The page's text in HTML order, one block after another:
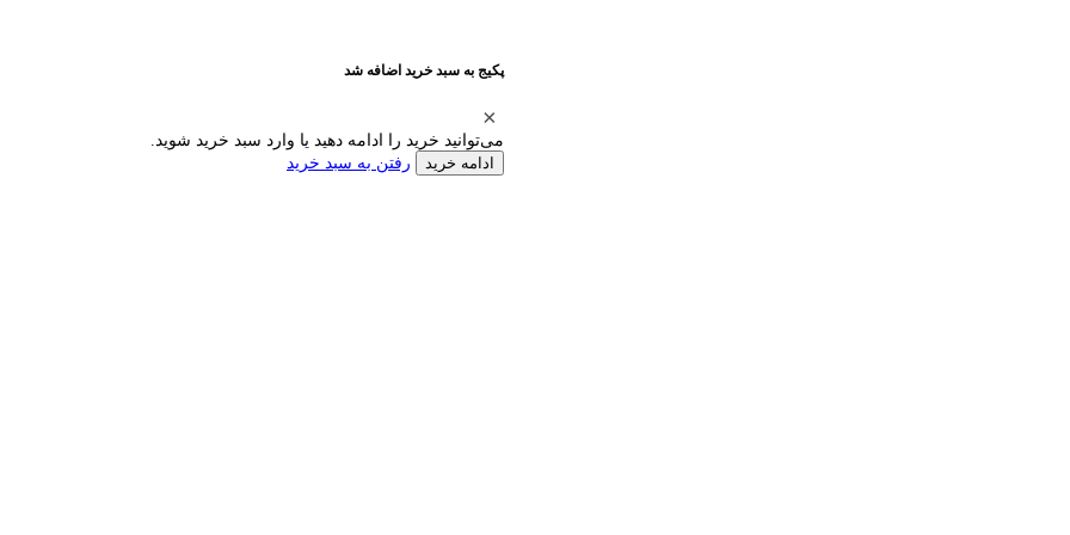
پکیج به سبد خرید اضافه شد
می‌توانید خرید را ادامه دهید یا وارد سبد خرید شوید.
ادامه خرید رفتن به سبد خرید